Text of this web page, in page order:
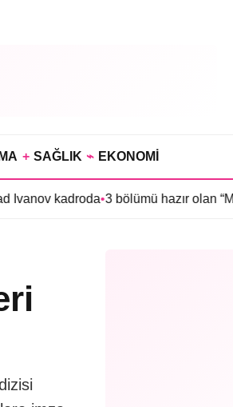
+ SAĞLIK ⌁ EKONOMİ
•3 bölümü hazır olan “Mercan